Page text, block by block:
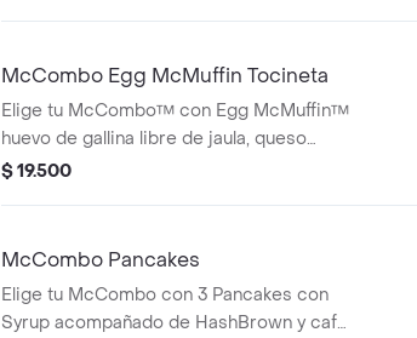
McCombo Egg McMuffin Tocineta
Elige tu McCombo™ con Egg McMuffin™
huevo de gallina libre de jaula, queso
cheddar, tocineta y HashBrown
Alliance.
$ 19.500
McCombo Pancakes
Elige tu McCombo con 3 Pancakes con
Syrup acompañado de HashBrown y café